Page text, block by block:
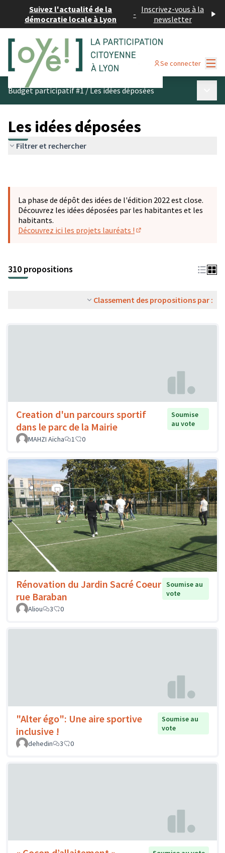
Suivez l'actualité de la
démocratie locale à Lyon
- Inscrivez-vous à la
newsletter
Se connecter
Budget participatif #1/Les idées déposées
Les idées déposées
Filtrer et rechercher
La phase de dépôt des idées de l'édition 2022 est close.
Découvrez les idées déposées par les habitantes et les
habitants.
Découvrez ici les projets lauréats !
310 propositions
Classement des propositions par :
Creation d'un parcours sportif
dans le parc de la Mairie
Soumise
au vote
MAHZI Aïcha
1 0
Rénovation du Jardin Sacré Coeur
rue Baraban
Soumise au
vote
Aliou
3 0
"Alter égo": Une aire sportive
inclusive !
Soumise au
vote
dehedin
3 0